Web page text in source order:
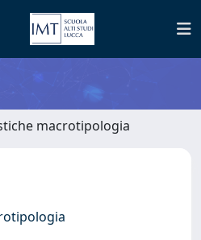
macrotipologia